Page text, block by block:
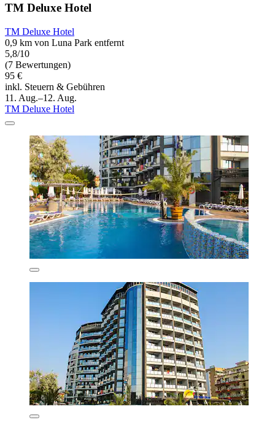
TM Deluxe Hotel
TM Deluxe Hotel
0,9 km von Luna Park entfernt
5,8/10
(7 Bewertungen)
95 €
inkl. Steuern & Gebühren
11. Aug.–12. Aug.
TM Deluxe Hotel